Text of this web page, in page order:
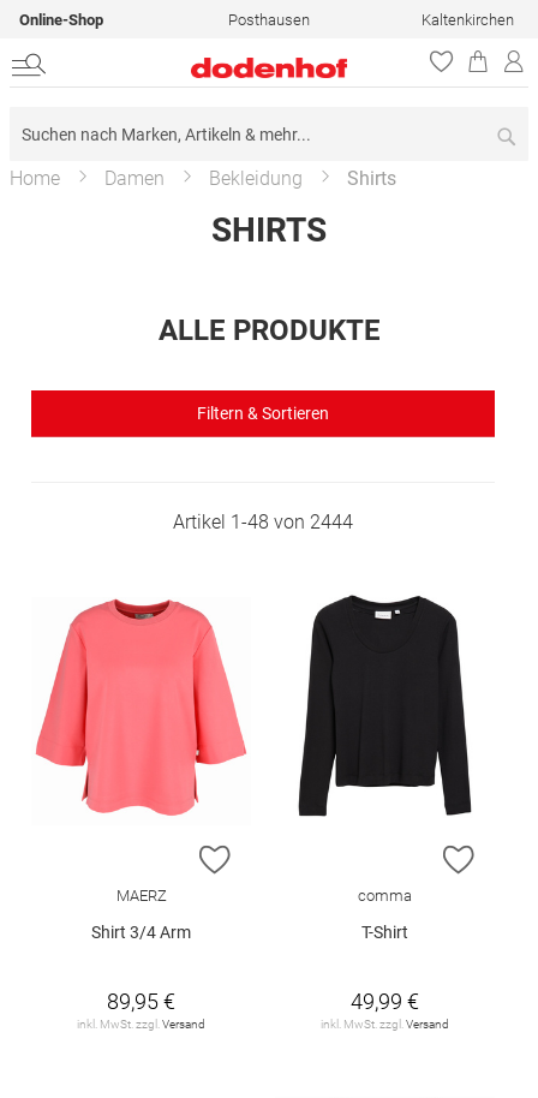
Online-Shop Posthausen Kaltenkirchen
Home Damen Bekleidung Shirts
SHIRTS
ALLE PRODUKTE
Filtern & Sortieren
Artikel 1-48 von 2444
ZUR WUNSCHLISTE HINZUFÜGEN
MAERZ
Shirt 3/4 Arm
89,95 €
inkl. MwSt. zzgl. Versand
ZUR
comma
T-Shirt
49,99 €
inkl. MwSt. zzgl. Versand